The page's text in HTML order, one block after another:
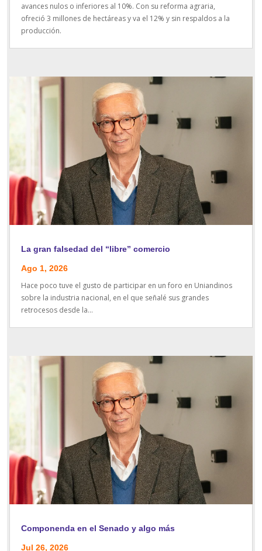
avances nulos o inferiores al 10%. Con su reforma agraria,
ofreció 3 millones de hectáreas y va el 12% y sin respaldos a la
producción.
La gran falsedad del “libre” comercio
Ago 1, 2026
Hace poco tuve el gusto de participar en un foro en Uniandinos
sobre la industria nacional, en el que señalé sus grandes
retrocesos desde la...
Componenda en el Senado y algo más
Jul 26, 2026